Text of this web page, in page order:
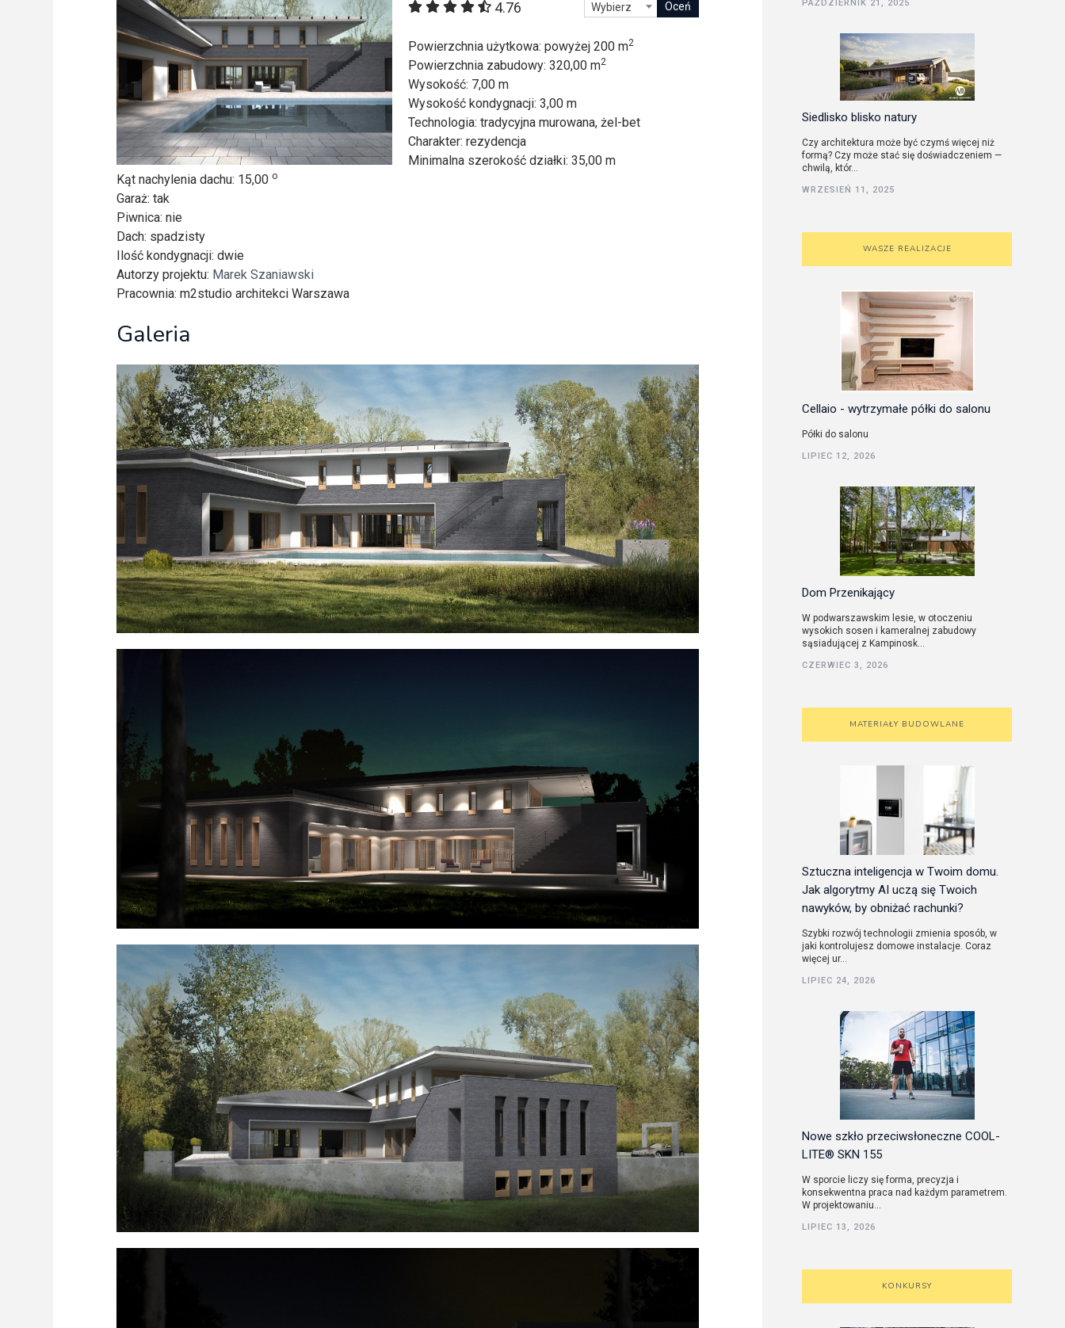
Freelance - architekt
Galeria Miast Dawnych
Filmy
Katalog produktów dla architekta
Firmy
4.76 Wybierz
Powierzchnia użytkowa: powyżej 200 m2
Powierzchnia zabudowy: 320,00 m2
Wysokość: 7,00 m
Wysokość kondygnacji: 3,00 m
Technologia: tradycyjna murowana, żel-bet
Charakter: rezydencja
Minimalna szerokość działki: 35,00 m
Kąt nachylenia dachu: 15,00 o
Garaż: tak
Piwnica: nie
Dach: spadzisty
Ilość kondygnacji: dwie
Autorzy projektu: Marek Szaniawski
Pracownia: m2studio architekci Warszawa
Galeria
PAŹDZIERNIK 21, 2025
Siedlisko blisko natury
Czy architektura może być czymś więcej niż
formą? Czy może stać się doświadczeniem —
chwilą, któr...
WRZESIEŃ 11, 2025
WASZE REALIZACJE
Cellaio - wytrzymałe półki do salonu
Półki do salonu
LIPIEC 12, 2026
Dom Przenikający
W podwarszawskim lesie, w otoczeniu
wysokich sosen i kameralnej zabudowy
sąsiadującej z Kampinosk...
CZERWIEC 3, 2026
MATERIAŁY BUDOWLANE
Sztuczna inteligencja w Twoim domu.
Jak algorytmy AI uczą się Twoich
nawyków, by obniżać rachunki?
Szybki rozwój technologii zmienia sposób, w
jaki kontrolujesz domowe instalacje. Coraz
więcej ur...
LIPIEC 24, 2026
Nowe szkło przeciwsłoneczne COOL-
LITE® SKN 155
W sporcie liczy się forma, precyzja i
konsekwentna praca nad każdym parametrem.
W projektowaniu...
LIPIEC 13, 2026
KONKURSY